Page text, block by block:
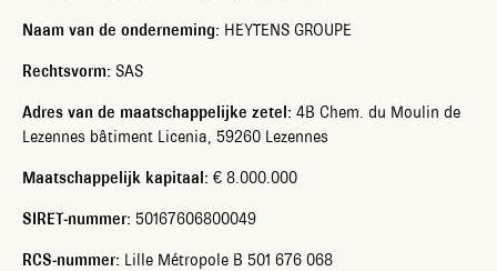
Naam van de onderneming: HEYTENS GROUPE
Rechtsvorm: SAS
Adres van de maatschappelijke zetel: 4B Chem. du Moulin de
Lezennes bâtiment Licenia, 59260 Lezennes
Maatschappelijk kapitaal: € 8.000.000
SIRET-nummer: 50167606800049
RCS-nummer: Lille Métropole B 501 676 068